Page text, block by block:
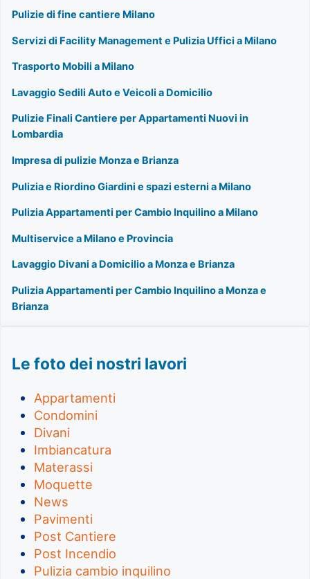
Pulizie di fine cantiere Milano
Servizi di Facility Management e Pulizia Uffici a Milano
Trasporto Mobili a Milano
Lavaggio Sedili Auto e Veicoli a Domicilio
Pulizie Finali Cantiere per Appartamenti Nuovi in
Lombardia
Impresa di pulizie Monza e Brianza
Pulizia e Riordino Giardini e spazi esterni a Milano
Pulizia Appartamenti per Cambio Inquilino a Milano
Multiservice a Milano e Provincia
Lavaggio Divani a Domicilio a Monza e Brianza
Pulizia Appartamenti per Cambio Inquilino a Monza e
Brianza
Le foto dei nostri lavori
Appartamenti
Condomini
Divani
Imbiancatura
Materassi
Moquette
News
Pavimenti
Post Cantiere
Post Incendio
Pulizia cambio inquilino